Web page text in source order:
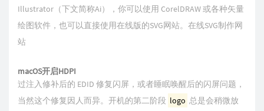
Illustrator（下文简称Ai），你可以使用 CorelDRAW 或各种矢量
绘图软件，也可以直接使用在线版的SVG网站。在线SVG制作网
站
macOS开启HDPI
过注入修补后的 EDID 修复闪屏，或者睡眠唤醒后的闪屏问题，
当然这个修复因人而异。开机的第二阶段 logo 总是会稍微放